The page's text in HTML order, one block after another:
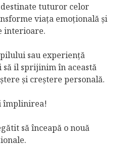
tuturor celor
viața emoțională și
interioare.
sau experiență
il sprijinim în această
și creștere personală.
împlinirea!
să înceapă o nouă